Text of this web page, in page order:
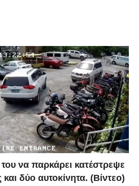
να παρκάρει κατέστρεψε
και δύο αυτοκίνητα. (Βίντεο)